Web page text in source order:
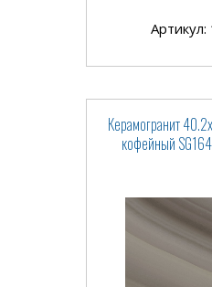
Керамогранит
кофейный